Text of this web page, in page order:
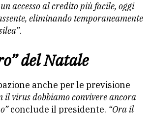
accesso al credito più facile, oggi
eliminando temporaneamente
.
del Natale
anche per le previsione
il virus dobbiamo convivere ancora
conclude il presidente. “Ora il